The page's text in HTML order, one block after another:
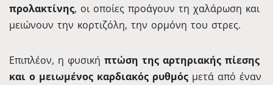
προλακτίνης, οι οποίες προάγουν τη χαλάρωση και
μειώνουν την κορτιζόλη, την ορμόνη του στρες.
Επιπλέον, η φυσική πτώση της αρτηριακής πίεσης
και ο μειωμένος καρδιακός ρυθμός μετά από έναν